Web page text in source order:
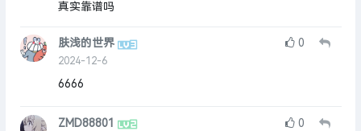
真实靠谱吗
肤浅的世界
2024-12-6
0
6666
ZMD88801 0